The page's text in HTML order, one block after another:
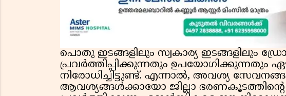
പൊതു ഇടങ്ങളിലും സ്വകാര്യ ഇടങ്ങളിലും
പ്രവർത്തിപ്പിക്കുന്നതും ഉപയോഗിക്കുന്നതും
നിരോധിച്ചിട്ടുണ്ട്. എന്നാൽ, അവശ്യ
ആവശ്യങ്ങൾക്കായോ ജില്ലാ